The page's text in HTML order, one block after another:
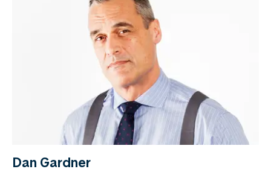
Dan Gardner